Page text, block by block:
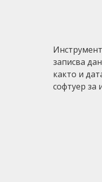
записва
както и
софтуер за